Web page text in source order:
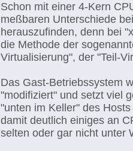
Schon mit einer 4-Kern
meßbaren Unterschiede
herauszufinden, denn bei
die Methode der
Virtualisierung", der "Teil-
Das Gast-Betriebssystem
"modifiziert" und setzt viel
"unten im Keller" des
damit deutlich einiges an
selten oder gar nicht unter